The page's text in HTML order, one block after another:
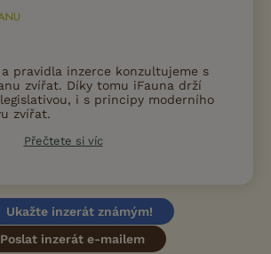
pravidla inzerce konzultujeme s
zvířat. Díky tomu iFauna drží
i s principy moderního
zvířat.
Přečtete si víc
Ukažte inzerát známým!
Poslat inzerát e-mailem